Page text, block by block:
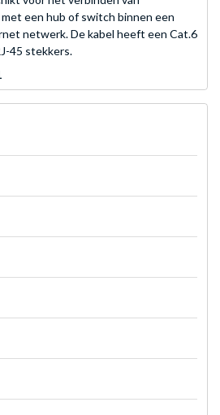
een hub of switch binnen een
netwerk. De kabel heeft een Cat.6
45 stekkers.